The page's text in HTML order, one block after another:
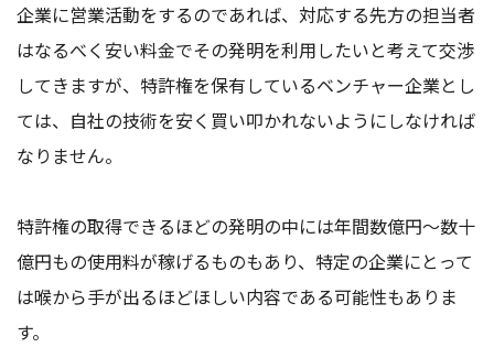
企業に営業活動をするのであれば、対応する先方の担当者
はなるべく安い料金でその発明を利用したいと考えて交渉
してきますが、特許権を保有しているベンチャー企業とし
ては、自社の技術を安く買い叩かれないようにしなければ
なりません。
特許権の取得できるほどの発明の中には年間数億円～数十
億円もの使用料が稼げるものもあり、特定の企業にとって
は喉から手が出るほどほしい内容である可能性もありま
す。